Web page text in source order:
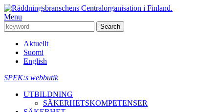
Menu
Aktuellt
Suomi
English
SPEK:s webbutik
UTBILDNING
SÄKERHETSKOMPETENSER